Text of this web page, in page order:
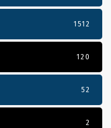
1512
120
52
2